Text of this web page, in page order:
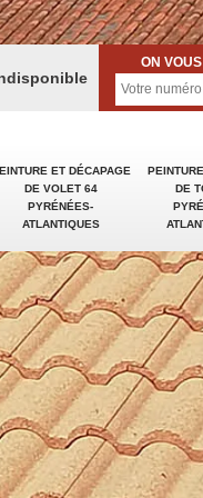
ET DÉCAPAGE
DE VOLET 64
PYRÉNÉES-
ATLANTIQUES
DE
ON